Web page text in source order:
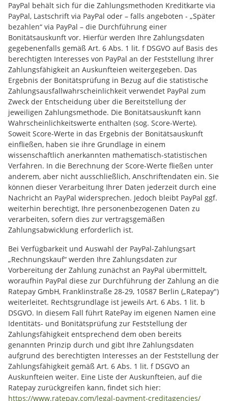
PayPal behält sich für die Zahlungsmethoden Kreditkarte via
PayPal, Lastschrift via PayPal oder – falls angeboten - „Später
bezahlen“ via PayPal – die Durchführung einer
Bonitätsauskunft vor. Hierfür werden Ihre Zahlungsdaten
gegebenenfalls gemäß Art. 6 Abs. 1 lit. f DSGVO auf Basis des
berechtigten Interesses von PayPal an der Feststellung Ihrer
Zahlungsfähigkeit an Auskunfteien weitergegeben. Das
Ergebnis der Bonitätsprüfung in Bezug auf die statistische
Zahlungsausfallwahrscheinlichkeit verwendet PayPal zum
Zweck der Entscheidung über die Bereitstellung der
jeweiligen Zahlungsmethode. Die Bonitätsauskunft kann
Wahrscheinlichkeitswerte enthalten (sog. Score-Werte).
Soweit Score-Werte in das Ergebnis der Bonitätsauskunft
einfließen, haben sie ihre Grundlage in einem
wissenschaftlich anerkannten mathematisch-statistischen
Verfahren. In die Berechnung der Score-Werte fließen unter
anderem, aber nicht ausschließlich, Anschriftendaten ein. Sie
können dieser Verarbeitung Ihrer Daten jederzeit durch eine
Nachricht an PayPal widersprechen. Jedoch bleibt PayPal ggf.
weiterhin berechtigt, Ihre personenbezogenen Daten zu
verarbeiten, sofern dies zur vertragsgemäßen
Zahlungsabwicklung erforderlich ist.
Bei Verfügbarkeit und Auswahl der PayPal-Zahlungsart
„Rechnungskauf“ werden Ihre Zahlungsdaten zur
Vorbereitung der Zahlung zunächst an PayPal übermittelt,
woraufhin PayPal diese zur Durchführung der Zahlung an die
Ratepay GmbH, Franklinstraße 28-29, 10587 Berlin („Ratepay")
weiterleitet. Rechtsgrundlage ist jeweils Art. 6 Abs. 1 lit. b
DSGVO. In diesem Fall führt RatePay im eigenen Namen eine
Identitäts- und Bonitätsprüfung zur Feststellung der
Zahlungsfähigkeit entsprechend dem oben bereits
genannten Prinzip durch und gibt Ihre Zahlungsdaten
aufgrund des berechtigten Interesses an der Feststellung der
Zahlungsfähigkeit gemäß Art. 6 Abs. 1 lit. f DSGVO an
Auskunfteien weiter. Eine Liste der Auskunfteien, auf die
Ratepay zurückgreifen kann, findet sich hier:
https://www.ratepay.com/legal-payment-creditagencies/